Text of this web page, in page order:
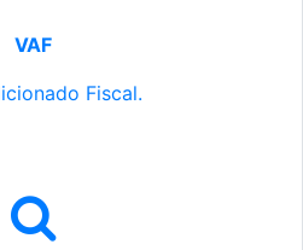
VAF
Fiscal.